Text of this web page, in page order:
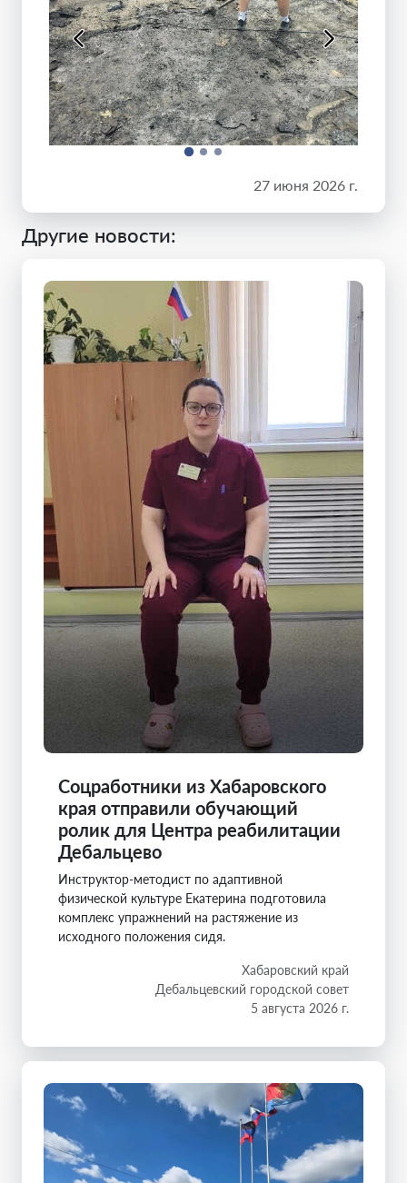
27 июня 2026 г.
Другие новости:
Соцработники из Хабаровского
края отправили обучающий
ролик для Центра реабилитации
Дебальцево
Инструктор-методист по адаптивной
физической культуре Екатерина подготовила
комплекс упражнений на растяжение из
исходного положения сидя.
Хабаровский край
Дебальцевский городской совет
5 августа 2026 г.